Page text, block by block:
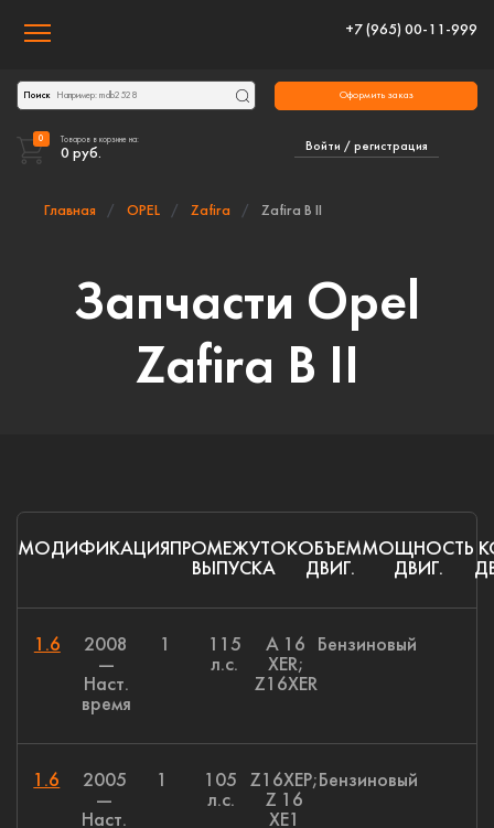
Toggle navigation
+7 (965) 00-11-999
Поиск
Войти / регистрация
0 Товаров в корзине на:
0 руб.
Оформить заказ
Главная OPEL Zafira Zafira B II
Запчасти Opel
Zafira B II
МОДИФИКАЦИЯ ПРОМЕЖУТОК
ВЫПУСКА
ОБЪЕМ
ДВИГ.
МОЩНОСТЬ
ДВИГ.
1.6
2008
—
Наст.
время
1
115
л.с.
A 16
XER;
Z16XER
Бензиновый
1.6
2005
—
Наст.
1
105
л.с.
Z16XEP;
Z 16
XE1
Бензиновый